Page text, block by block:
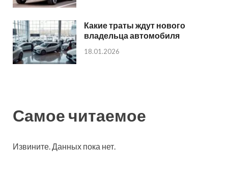
Какие траты ждут нового
владельца автомобиля
18.01.2026
Самое читаемое
Извините. Данных пока нет.